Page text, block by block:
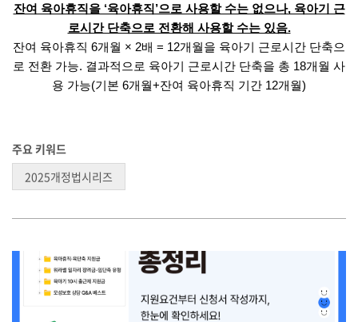
잔여 육아휴직을 ‘육아휴직’으로 사용할 수는 없으나, 육아기 근
로시간 단축으로 전환해 사용할 수는 있음.
잔여 육아휴직 6개월 × 2배 = 12개월을 육아기 근로시간 단축으
로 전환 가능. 결과적으로 육아기 근로시간 단축을 총 18개월 사
용 가능(기본 6개월+잔여 육아휴직 기간 12개월)
주요 키워드
2025개정법시리즈